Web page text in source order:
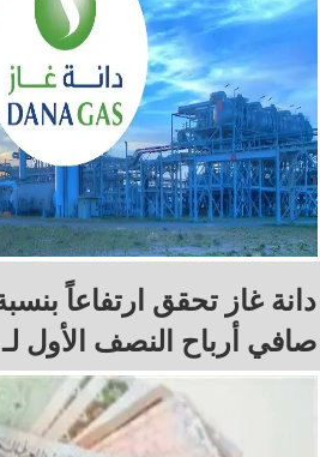
صافي أرباح النصف الأول لـ 2026